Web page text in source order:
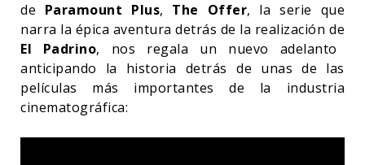
de Paramount Plus, The Offer, la serie que
narra la épica aventura detrás de la realización de
El Padrino, nos regala un nuevo adelanto
anticipando la historia detrás de unas de las
películas más importantes de la industria
cinematográfica: